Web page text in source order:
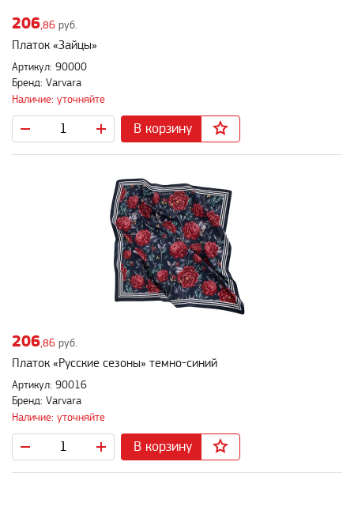
206,86 руб.
Платок «Зайцы»
Артикул: 90000
Бренд: Varvara
Наличие: уточняйте
В корзину
206,86 руб.
Платок «Русские сезоны» темно-синий
Артикул: 90016
Бренд: Varvara
Наличие: уточняйте
В корзину